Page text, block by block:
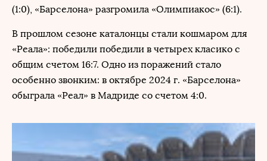
(1:0), «Барселона» разгромила «Олимпиакос» (6:1).
В прошлом сезоне каталонцы стали кошмаром для
«Реала»: победили победили в четырех класико с
общим счетом 16:7. Одно из поражений стало
особенно звонким: в октябре 2024 г. «Барселона»
обыграла «Реал» в Мадриде со счетом 4:0.